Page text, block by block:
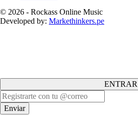
© 2026 - Rockass Online Music
Developed by: Markethinkers.pe
ENTRAR